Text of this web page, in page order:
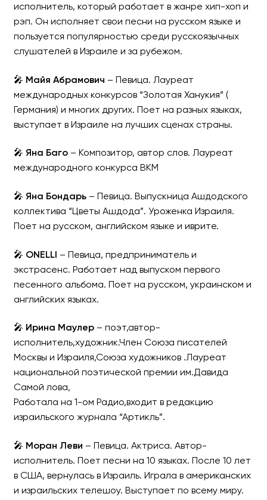
исполнитель, который работает в жанре хип-хоп и
рэп. Он исполняет свои песни на русском языке и
пользуется популярностью среди русскоязычных
слушателей в Израиле и за рубежом.
🎤 Майя Абрамович – Певица. Лауреат
международных конкурсов “Золотая Ханукия” (
Германия) и многих других. Поет на разных языках,
выступает в Израиле на лучших сценах страны.
🎤 Яна Баго– Композитор, автор слов. Лауреат
международного конкурса ВКМ
🎤 Яна Бондарь– Певица. Выпускница Ашдодского
коллектива “Цветы Ашдода”. Уроженка Израиля.
Поет на русском, английском языке и иврите.
🎤 ONELLI – Певица, предприниматель и
экстрасенс. Работает над выпуском первого
песенного альбома. Поет на русском, украинском и
английских языках.
🎤 Ирина Маулер– поэт,автор-
исполнитель,художник.Член Союза писателей
Москвы и Израиля,Союза художников .Лауреат
национальной поэтической премии им.Давида
Самой лова,
Работала на 1-ом Радио,входит в редакцию
израильского журнала “Артикль”.
🎤 Моран Леви – Певица. Актриса. Автор-
исполнитель. Поет песни на 10 языках. После 10 лет
в США, вернулась в Израиль. Играла в американских
и израильских телешоу. Выступает по всему миру.